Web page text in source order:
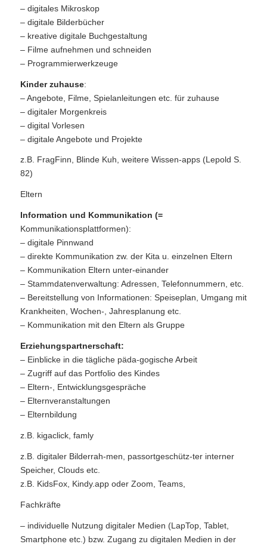
– digitales Mikroskop
– digitale Bilderbücher
– kreative digitale Buchgestaltung
– Filme aufnehmen und schneiden
– Programmierwerkzeuge
Kinder zuhause:
– Angebote, Filme, Spielanleitungen etc. für zuhause
– digitaler Morgenkreis
– digital Vorlesen
– digitale Angebote und Projekte
z.B. FragFinn, Blinde Kuh, weitere Wissen-apps (Lepold S.
82)
Eltern
Information und Kommunikation (=
Kommunikationsplattformen):
– digitale Pinnwand
– direkte Kommunikation zw. der Kita u. einzelnen Eltern
– Kommunikation Eltern unter-einander
– Stammdatenverwaltung: Adressen, Telefonnummern, etc.
– Bereitstellung von Informationen: Speiseplan, Umgang mit
Krankheiten, Wochen-, Jahresplanung etc.
– Kommunikation mit den Eltern als Gruppe
Erziehungspartnerschaft:
– Einblicke in die tägliche päda-gogische Arbeit
– Zugriff auf das Portfolio des Kindes
– Eltern-, Entwicklungsgespräche
– Elternveranstaltungen
– Elternbildung
z.B. kigaclick, famly
z.B. digitaler Bilderrah-men, passortgeschütz-ter interner
Speicher, Clouds etc.
z.B. KidsFox, Kindy.app oder Zoom, Teams,
Fachkräfte
– individuelle Nutzung digitaler Medien (LapTop, Tablet,
Smartphone etc.) bzw. Zugang zu digitalen Medien in der